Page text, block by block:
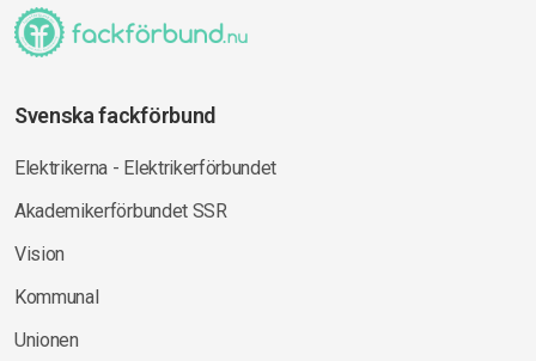
Svenska fackförbund
Elektrikerna - Elektrikerförbundet
Akademikerförbundet SSR
Vision
Kommunal
Unionen